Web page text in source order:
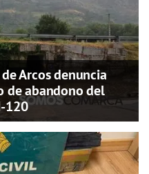
Arcos denuncia
de abandono del
120